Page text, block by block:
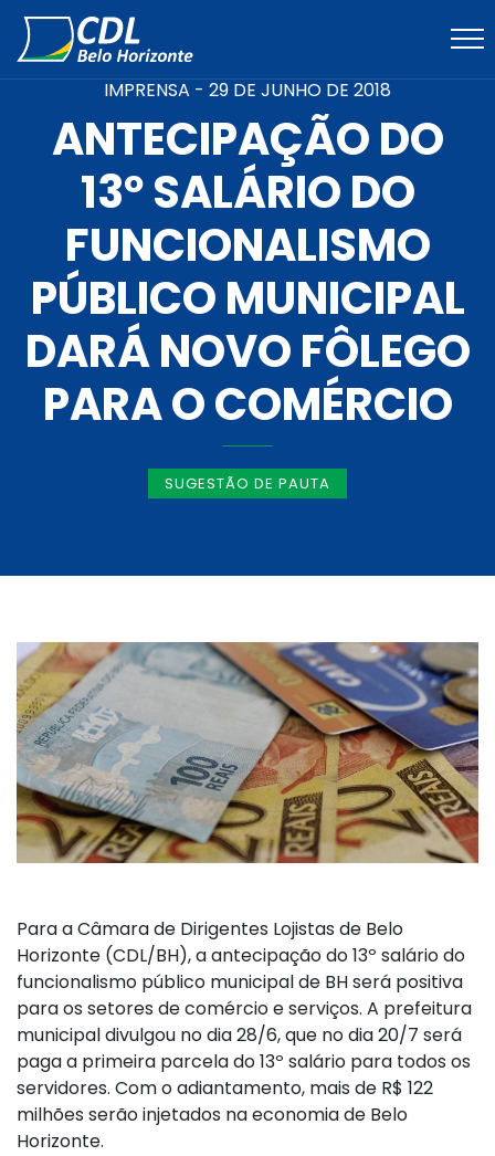
IMPRENSA - 29 DE JUNHO DE 2018
ANTECIPAÇÃO DO
13º SALÁRIO DO
FUNCIONALISMO
PÚBLICO MUNICIPAL
DARÁ NOVO FÔLEGO
PARA O COMÉRCIO
SUGESTÃO DE PAUTA
Para a Câmara de Dirigentes Lojistas de Belo
Horizonte (CDL/BH), a antecipação do 13º salário do
funcionalismo público municipal de BH será positiva
para os setores de comércio e serviços. A prefeitura
municipal divulgou no dia 28/6, que no dia 20/7 será
paga a primeira parcela do 13º salário para todos os
servidores. Com o adiantamento, mais de R$ 122
milhões serão injetados na economia de Belo
Horizonte.